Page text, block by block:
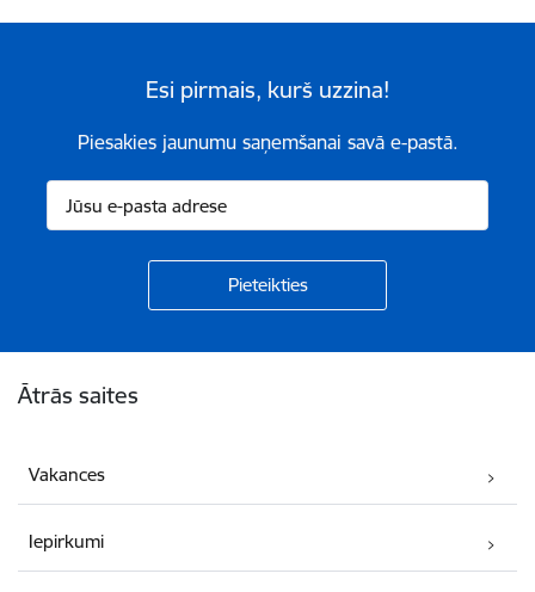
Esi pirmais, kurš uzzina!
Piesakies jaunumu saņemšanai savā e-pastā.
Ātrās saites
Vakances
Iepirkumi